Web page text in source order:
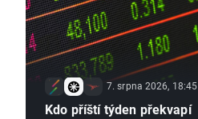
7. srpna 2026, 18:45
Kdo příští týden překvapí